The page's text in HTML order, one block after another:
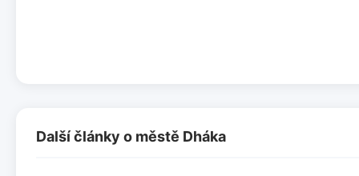
Další články o městě Dháka